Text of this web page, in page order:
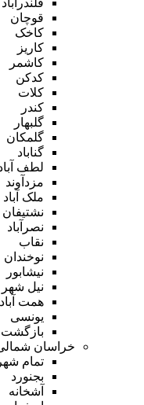
قوچان
کاخک
کاریز
کاشمر
کدکن
کلات
کندر
گلبهار
گلمکان
گناباد
لطف
مزدآوند
ملک آباد
نشتیفان
نصرآباد
نقاب
نوخندان
نیشابور
نیل شهر
همت آباد
یونسی
بازگشت
خراسان
تمام
بجنورد
آشخانه